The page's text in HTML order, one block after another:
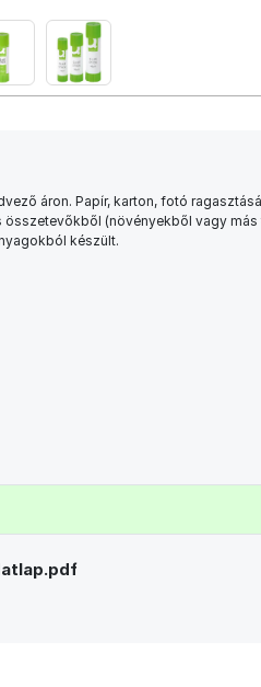
áron. Papír, karton, fotó
(növényekből vagy
készült.